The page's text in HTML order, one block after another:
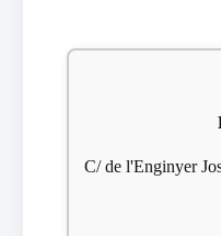
C/ de l'Enginyer